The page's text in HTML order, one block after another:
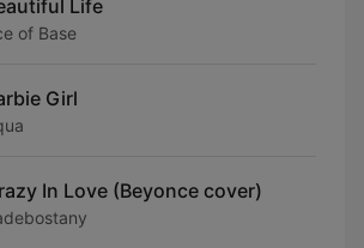
Life
of Base
Girl
In Love (Beyonce cover)